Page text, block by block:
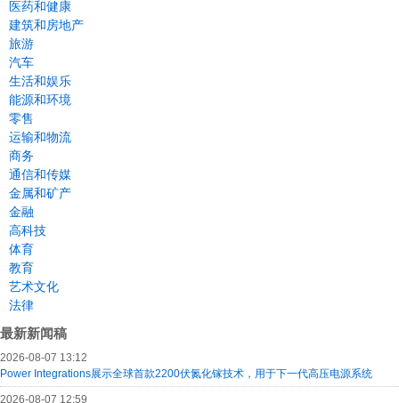
医药和健康
建筑和房地产
旅游
汽车
生活和娱乐
能源和环境
零售
运输和物流
商务
通信和传媒
金属和矿产
金融
高科技
体育
教育
艺术文化
法律
最新新闻稿
2026-08-07 13:12
Power Integrations展示全球首款2200伏氮化镓技术，用于下一代高压电源系统
2026-08-07 12:59